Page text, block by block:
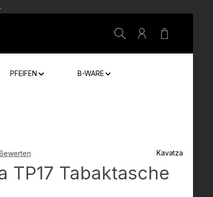
Warenkorb
PFEIFEN B-WARE
Kavatza
TP17 Tabaktasche